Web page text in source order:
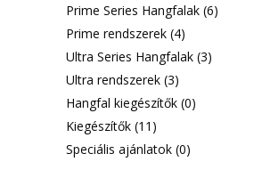
Prime Series Hangfalak (6)
Prime rendszerek (4)
Ultra Series Hangfalak (3)
Ultra rendszerek (3)
Hangfal kiegészítők (0)
Kiegészítők (11)
Speciális ajánlatok (0)